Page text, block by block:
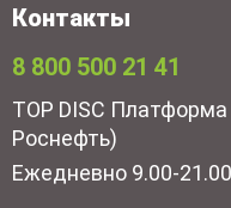
Контакты
8 800 500 21 41
TOP DISC
Роснефть)
Ежедневно 9.00-21.00